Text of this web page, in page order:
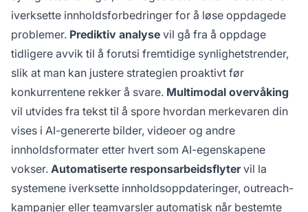
iverksette innholdsforbedringer for å løse oppdagede
problemer. Prediktiv analyse vil gå fra å oppdage
tidligere avvik til å forutsi fremtidige synlighetstrender,
slik at man kan justere strategien proaktivt før
konkurrentene rekker å svare. Multimodal overvåking
vil utvides fra tekst til å spore hvordan merkevaren din
vises i AI-genererte bilder, videoer og andre
innholdsformater etter hvert som AI-egenskapene
vokser. Automatiserte responsarbeidsflytervil la
systemene iverksette innholdsoppdateringer, outreach-
kampanjer eller teamvarsler automatisk når bestemte